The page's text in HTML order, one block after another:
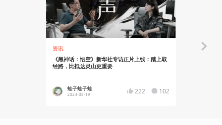
资讯
《黑神话：悟空》新华社专访正片上线：踏上取
经路，比抵达灵山更重要
蛙子蛙子蛙
2024-08-19 222 102
知识挖掘机